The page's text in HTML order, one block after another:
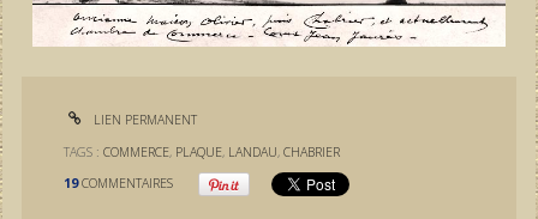
LIEN PERMANENT
TAGS :COMMERCE, PLAQUE, LANDAU,CHABRIER
19 COMMENTAIRES